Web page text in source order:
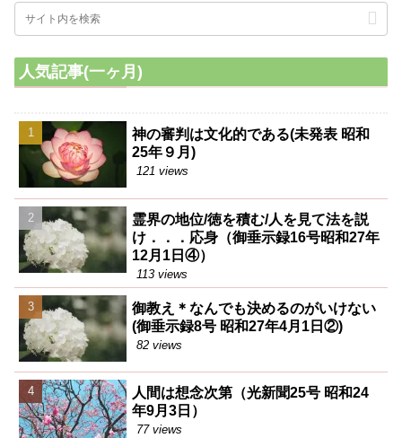
人気記事(一ヶ月)
神の審判は文化的である(未発表 昭和
25年９月)
121 views
霊界の地位/徳を積む/人を見て法を説
け．．．応身（御垂示録16号昭和27年
12月1日④）
113 views
御教え＊なんでも決めるのがいけない
(御垂示録8号 昭和27年4月1日②)
82 views
人間は想念次第（光新聞25号 昭和24
年9月3日）
77 views